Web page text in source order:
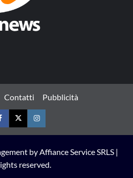
Contatti Pubblicità
TwitterInstagram
by Affiance Service SRLS |
reserved.